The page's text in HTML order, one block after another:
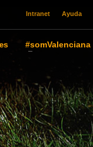
Intranet Ayuda
#somValenciana